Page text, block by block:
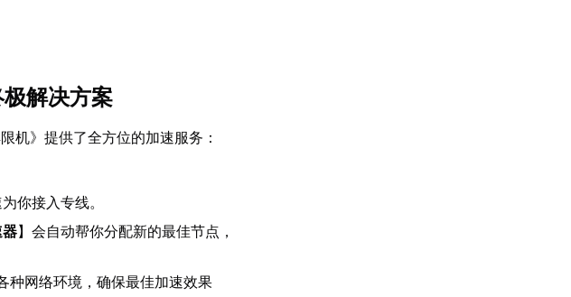
解决方案
机》提供了全方位的加速服务：
你接入专线。
】会自动帮你分配新的最佳节点，
种网络环境，确保最佳加速效果